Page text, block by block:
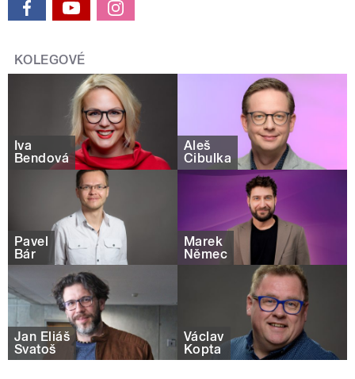
KOLEGOVÉ
Iva
Bendová
Aleš
Cibulka
Pavel
Bár
Marek
Němec
Jan Eliáš
Svatoš
Václav
Kopta